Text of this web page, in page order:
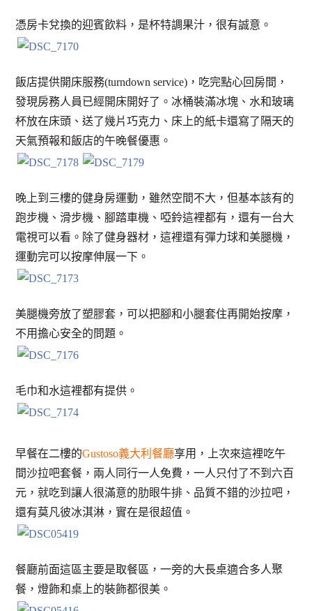
憑房卡兌換的迎賓飲料，是杯特調果汁，很有誠意。
飯店提供開床服務(turndown service)，吃完點心回房間，
發現房務人員已經開床開好了。冰桶裝滿冰塊、水和玻璃
杯放在床頭、送了幾片巧克力、床上的紙卡還寫了隔天的
天氣預報和飯店的午晚餐優惠。
晚上到三樓的健身房運動，雖然空間不大，但基本該有的
跑步機、滑步機、腳踏車機、啞鈴這裡都有，還有一台大
電視可以看。除了健身器材，這裡還有彈力球和美腿機，
運動完可以按摩伸展一下。
美腿機旁放了塑膠套，可以把腳和小腿套住再開始按摩，
不用擔心安全的問題。
毛巾和水這裡都有提供。
早餐在二樓的Gustoso義大利餐廳享用，上次來這裡吃午
間沙拉吧套餐，兩人同行一人免費，一人只付了不到六百
元，就吃到讓人很滿意的肋眼牛排、品質不錯的沙拉吧，
還有莫凡彼冰淇淋，實在是很超值。
餐廳前面這區主要是取餐區，一旁的大長桌適合多人聚
餐，燈飾和桌上的裝飾都很美。